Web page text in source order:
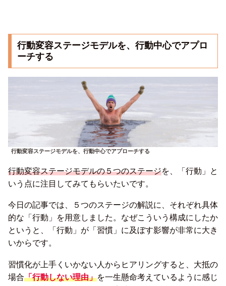
行動変容ステージモデルを、行動中心でアプロ
ーチする
行動変容ステージモデルを、行動中心でアプローチする
行動変容ステージモデルの５つのステージを、「行動」と
いう点に注目してみてもらいたいです。
今日の記事では、５つのステージの解説に、それぞれ具体
的な「行動」を用意しました。なぜこういう構成にしたか
というと、「行動」が「習慣」に及ぼす影響が非常に大き
いからです。
習慣化が上手くいかない人からヒアリングすると、大抵の
場合「行動しない理由」を一生懸命考えているように感じ